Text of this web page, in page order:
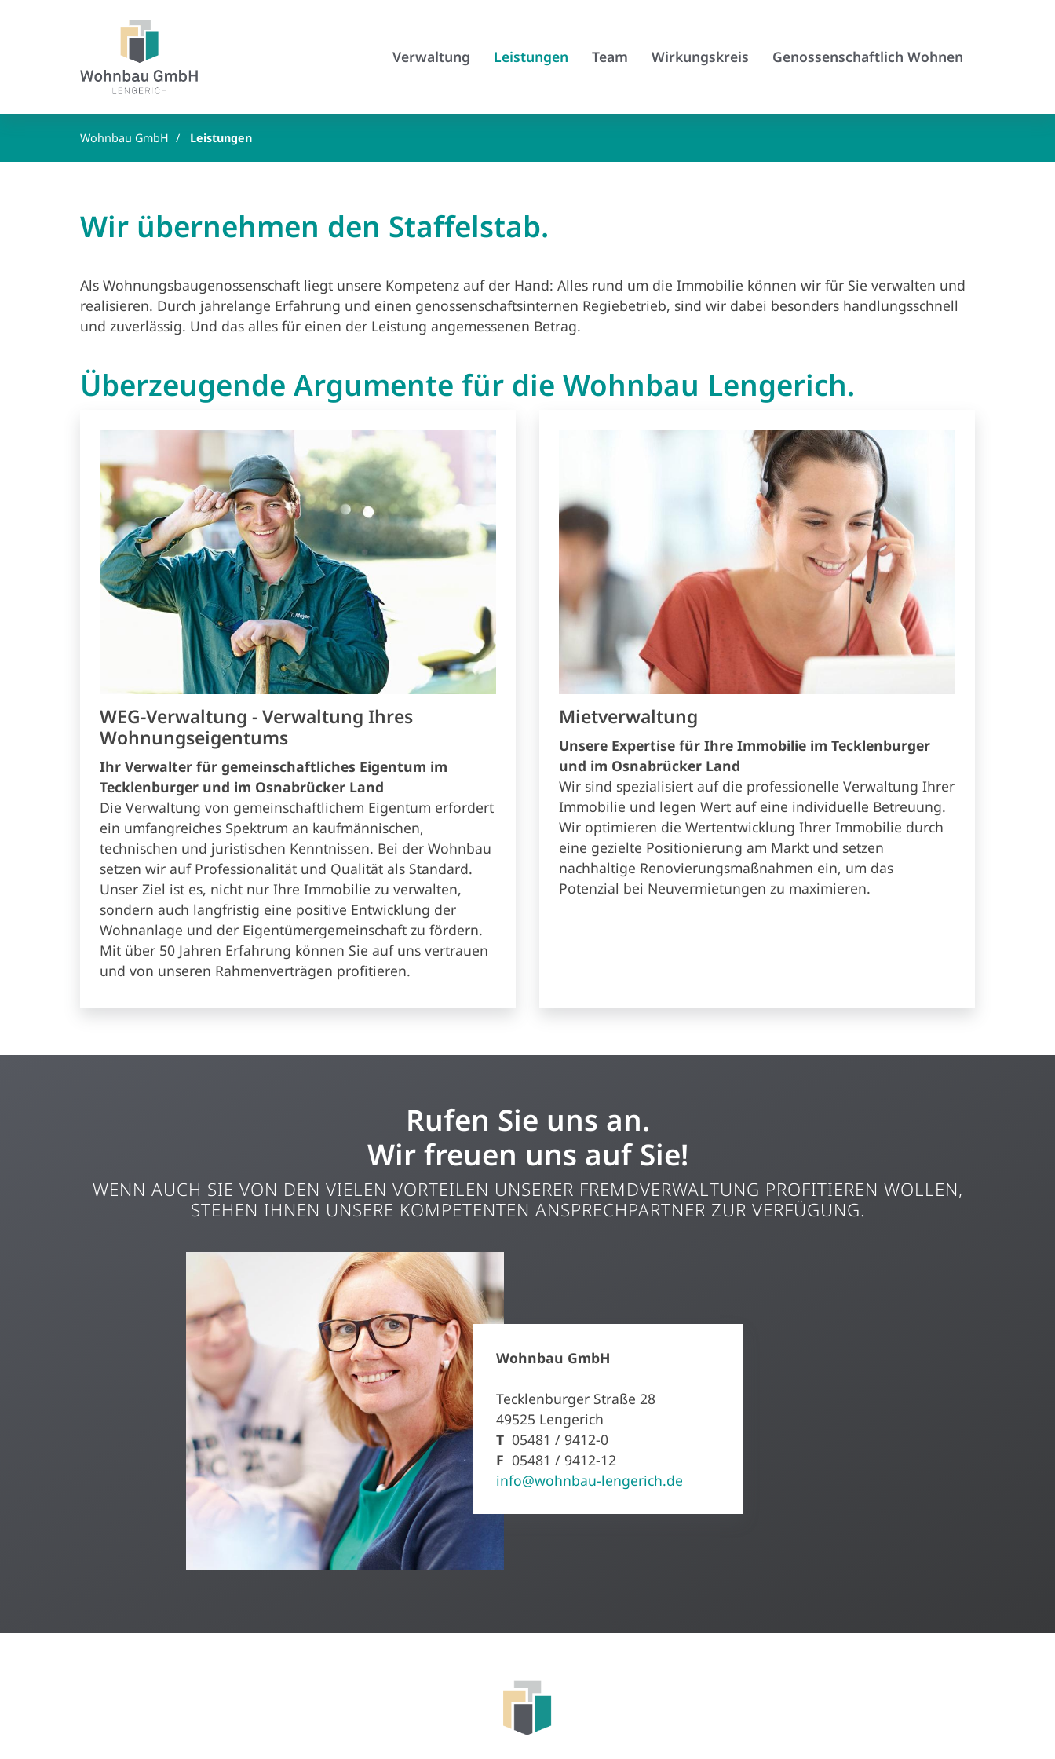
Verwaltung Leistungen Team Wirkungskreis Genossenschaftlich Wohnen
Wohnbau GmbH Leistungen
Wir übernehmen den Staffelstab.
Als Wohnungsbaugenossenschaft liegt unsere Kompetenz auf der Hand: Alles rund um die Immobilie können wir für Sie verwalten und
realisieren. Durch jahrelange Erfahrung und einen genossenschaftsinternen Regiebetrieb, sind wir dabei besonders handlungsschnell
und zuverlässig. Und das alles für einen der Leistung angemessenen Betrag.
Überzeugende Argumente für die Wohnbau Lengerich.
WEG-Verwaltung - Verwaltung Ihres
Wohnungseigentums
Ihr Verwalter für gemeinschaftliches Eigentum im
Tecklenburger und im Osnabrücker Land
Die Verwaltung von gemeinschaftlichem Eigentum erfordert
ein umfangreiches Spektrum an kaufmännischen,
technischen und juristischen Kenntnissen. Bei der Wohnbau
setzen wir auf Professionalität und Qualität als Standard.
Unser Ziel ist es, nicht nur Ihre Immobilie zu verwalten,
sondern auch langfristig eine positive Entwicklung der
Wohnanlage und der Eigentümergemeinschaft zu fördern.
Mit über 50 Jahren Erfahrung können Sie auf uns vertrauen
und von unseren Rahmenverträgen profitieren.
Mietverwaltung
Unsere Expertise für Ihre Immobilie im Tecklenburger
und im Osnabrücker Land
Wir sind spezialisiert auf die professionelle Verwaltung Ihrer
Immobilie und legen Wert auf eine individuelle Betreuung.
Wir optimieren die Wertentwicklung Ihrer Immobilie durch
eine gezielte Positionierung am Markt und setzen
nachhaltige Renovierungsmaßnahmen ein, um das
Potenzial bei Neuvermietungen zu maximieren.
Rufen Sie uns an.
Wir freuen uns auf Sie!
WENN AUCH SIE VON DEN VIELEN VORTEILEN UNSERER FREMDVERWALTUNG PROFITIEREN WOLLEN,
STEHEN IHNEN UNSERE KOMPETENTEN ANSPRECHPARTNER ZUR VERFÜGUNG.
Wohnbau GmbH
Tecklenburger Straße 28
49525 Lengerich
T 05481 / 9412-0
F 05481 / 9412-12
info@wohnbau-lengerich.de